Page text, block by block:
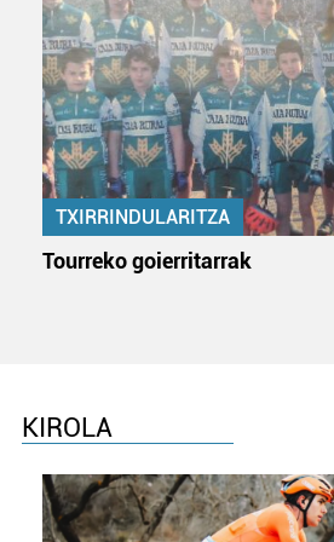
TXIRRINDULARITZA
Tourreko goierritarrak
KIROLA